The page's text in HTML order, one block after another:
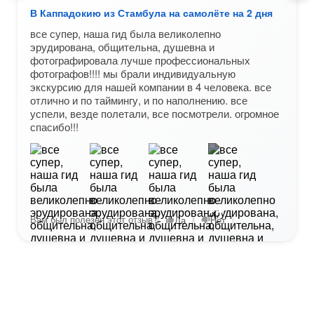
В Каппадокию из Стамбула на самолёте на 2 дня
все супер, наша гид была великолепно
эрудирована, общительна, душевна и
фотографировала лучше профессиональных
фотографов!!!! мы брали индивидуальную
экскурсию для нашей компании в 4 человека. все
отлично и по таймингу, и по наполнению. все
успели, везде полетали, все посмотрели. огромное
спасибо!!!
+4
Вам был полезен этот отзыв? Да Нет